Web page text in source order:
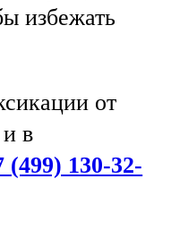
избежать
от
в
(499) 130-32-